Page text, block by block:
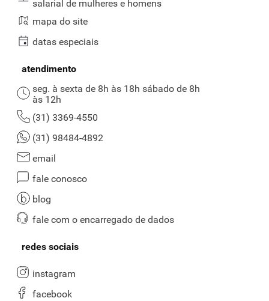
salarial de mulheres e homens
mapa do site
datas especiais
atendimento
seg. à sexta de 8h às 18h sábado de 8h
às 12h
(31) 3369-4550
(31) 98484-4892
email
fale conosco
blog
fale com o encarregado de dados
redes sociais
instagram
facebook